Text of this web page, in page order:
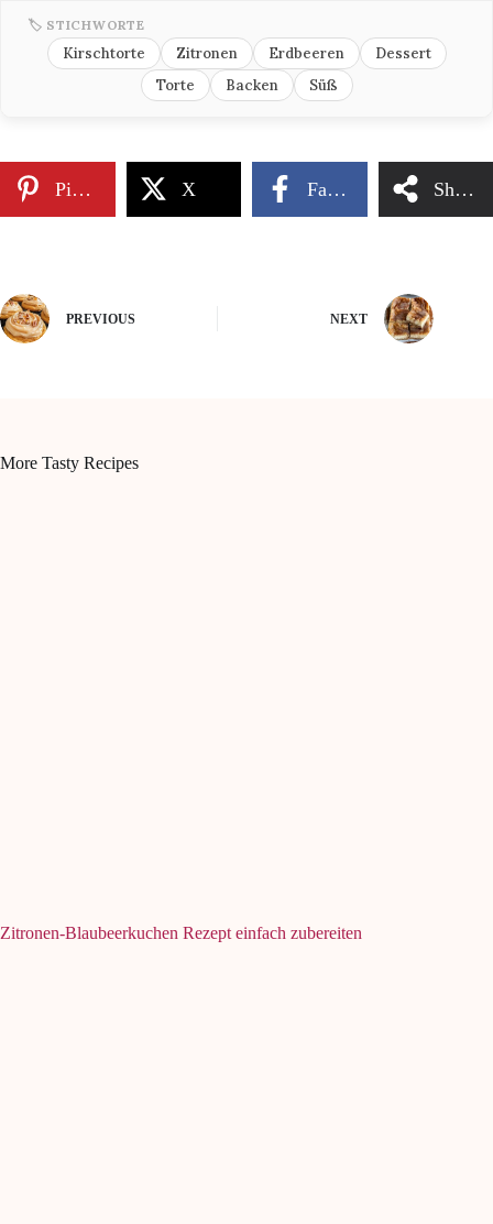
🏷 STICHWORTE
Kirschtorte Zitronen Erdbeeren
Dessert
Torte
Backen Süß
Pinterest X Facebook Share
PREVIOUS NEXT
More Tasty Recipes
Zitronen-Blaubeerkuchen Rezept einfach zubereiten